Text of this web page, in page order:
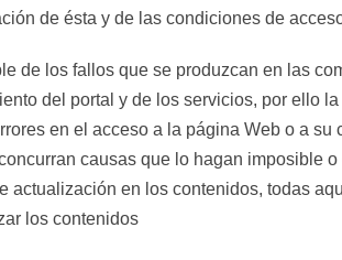
de ésta y de las condiciones de
de los fallos que se produzcan en las
del portal y de los servicios, por ello la
en el acceso a la página Web o a su
causas que lo hagan imposible
actualización en los contenidos, todas
los contenidos